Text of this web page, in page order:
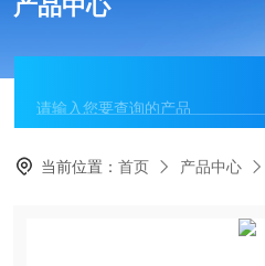
产品中心
当前位置：首页 产品中心